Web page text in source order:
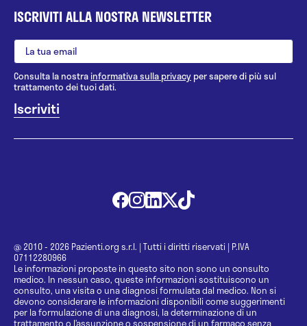
ISCRIVITI ALLA NOSTRA NEWSLETTER
Consulta la nostrainformativa sulla privacy per sapere di più sul
trattamento dei tuoi dati.
@ 2010 - 2026 Pazienti.org s.r.l. | Tutti i diritti riservati | P.IVA
07112280966
Le informazioni proposte in questo sito non sono un consulto
medico. In nessun caso, queste informazioni sostituiscono un
consulto, una visita o una diagnosi formulata dal medico. Non si
devono considerare le informazioni disponibili come suggerimenti
per la formulazione di una diagnosi, la determinazione di un
trattamento o l’assunzione o sospensione di un farmaco senza